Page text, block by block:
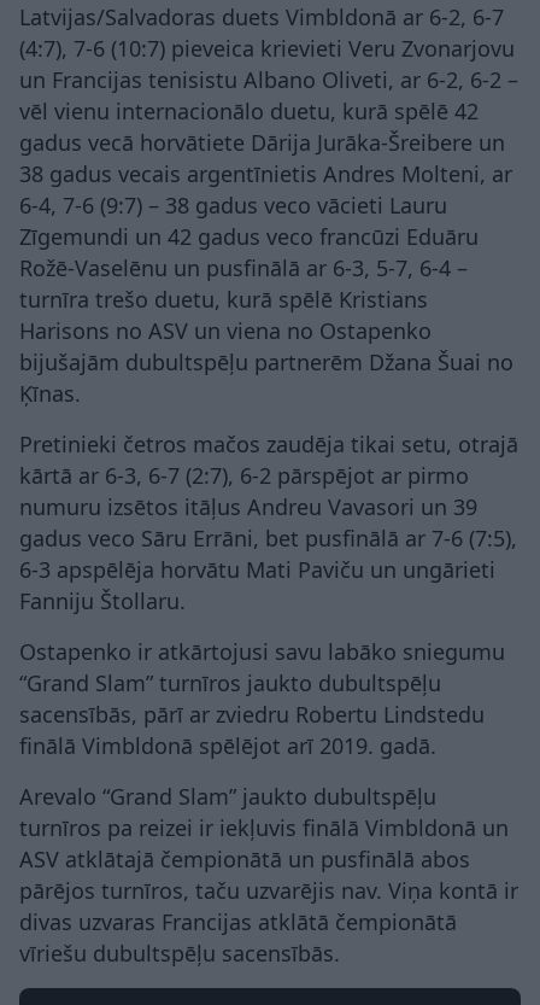
Latvijas/Salvadoras duets Vimbldonā ar 6-2, 6-7
(4:7), 7-6 (10:7) pieveica krievieti Veru Zvonarjovu
un Francijas tenisistu Albano Oliveti, ar 6-2, 6-2 –
vēl vienu internacionālo duetu, kurā spēlē 42
gadus vecā horvātiete Dārija Jurāka-Šreibere un
38 gadus vecais argentīnietis Andres Molteni, ar
6-4, 7-6 (9:7) – 38 gadus veco vācieti Lauru
Zīgemundi un 42 gadus veco francūzi Eduāru
Rožē-Vaselēnu un pusfinālā ar 6-3, 5-7, 6-4 –
turnīra trešo duetu, kurā spēlē Kristians
Harisons no ASV un viena no Ostapenko
bijušajām dubultspēļu partnerēm Džana Šuai no
Ķīnas.
Pretinieki četros mačos zaudēja tikai setu, otrajā
kārtā ar 6-3, 6-7 (2:7), 6-2 pārspējot ar pirmo
numuru izsētos itāļus Andreu Vavasori un 39
gadus veco Sāru Errāni, bet pusfinālā ar 7-6 (7:5),
6-3 apspēlēja horvātu Mati Paviču un ungārieti
Fanniju Štollaru.
Ostapenko ir atkārtojusi savu labāko sniegumu
“Grand Slam” turnīros jaukto dubultspēļu
sacensībās, pārī ar zviedru Robertu Lindstedu
finālā Vimbldonā spēlējot arī 2019. gadā.
Arevalo “Grand Slam” jaukto dubultspēļu
turnīros pa reizei ir iekļuvis finālā Vimbldonā un
ASV atklātajā čempionātā un pusfinālā abos
pārējos turnīros, taču uzvarējis nav. Viņa kontā ir
divas uzvaras Francijas atklātā čempionātā
vīriešu dubultspēļu sacensībās.